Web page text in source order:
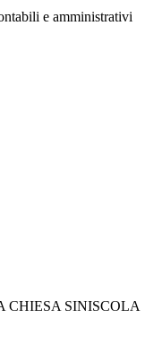
e amministrativi
SINISCOLA